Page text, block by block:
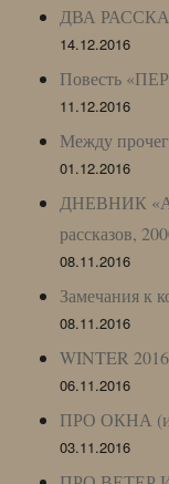
ДВА
14.12.2016
Повесть
11.12.2016
Между
01.12.2016
ДНЕВНИК
рассказов,
08.11.2016
Замечания к
08.11.2016
WINTER
06.11.2016
ПРО ОКНА
03.11.2016